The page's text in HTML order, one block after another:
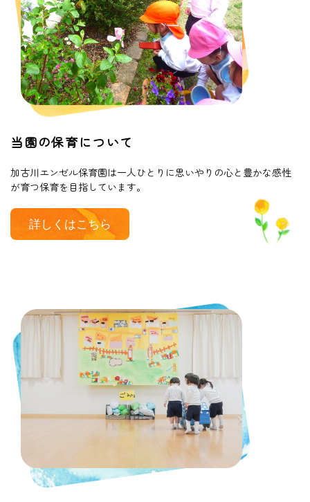
当園の保育について
加古川エンゼル保育園は一人ひとりに思いやりの心と豊かな感性
が育つ保育を目指しています。
詳しくはこちら